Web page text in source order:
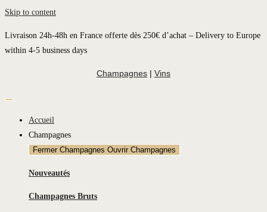
Skip to content
Livraison 24h-48h en France offerte dès 250€ d’achat – Delivery to Europe
within 4-5 business days
Champagnes | Vins
Accueil
Champagnes
Fermer Champagnes Ouvrir Champagnes
Nouveautés
Champagnes Bruts